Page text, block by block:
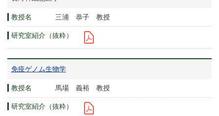
三浦 恭子 教授
免疫ゲノム生物学
馬場 義裕 教授